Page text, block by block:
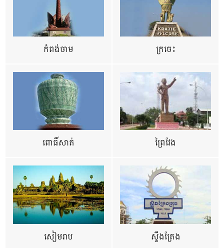
កំពង់ចាម ក្រចេះ
ពោធិ៍សាត់ ព្រៃវែង
សៀមរាប ស្ទឹងត្រែង